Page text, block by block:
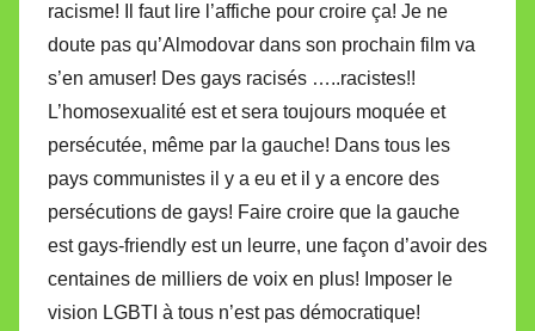
racisme! Il faut lire l’affiche pour croire ça! Je ne
doute pas qu’Almodovar dans son prochain film va
s’en amuser! Des gays racisés …..racistes!!
L’homosexualité est et sera toujours moquée et
persécutée, même par la gauche! Dans tous les
pays communistes il y a eu et il y a encore des
persécutions de gays! Faire croire que la gauche
est gays-friendly est un leurre, une façon d’avoir des
centaines de milliers de voix en plus! Imposer le
vision LGBTI à tous n’est pas démocratique!